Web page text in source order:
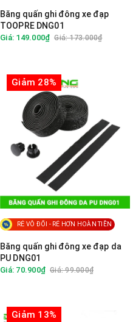
Băng quấn ghi đông xe đạp
TOOPRE DNG01
Giá: 149.000₫ Giá: 173.000₫
Giảm 28%
RẺ VÔ ĐỐI - RẺ HƠN HOÀN TIỀN
Băng quấn ghi đông xe đạp da
PU DNG01
Giá: 70.900₫ Giá: 99.000₫
Giảm 13%